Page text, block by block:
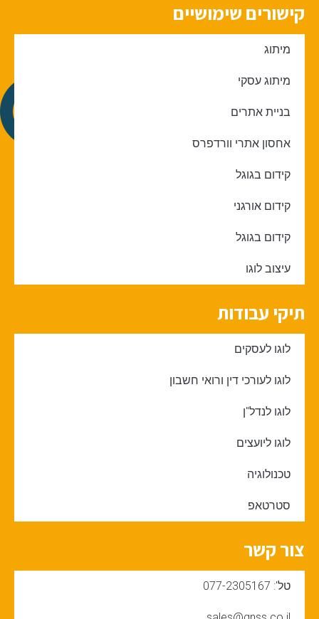
קישורים שימושיים
מיתוג
מיתוג עסקי
בניית אתרים
אחסון אתרי וורדפרס
קידום בגוגל
קידום אורגני
קידום בגוגל
עיצוב לוגו
תיקי עבודות
לוגו לעסקים
לוגו לעורכי דין ורואי חשבון
לוגו לנדל"ן
לוגו ליועצים
טכנולוגיה
סטרטאפ
צור קשר
טל': 077-2305167